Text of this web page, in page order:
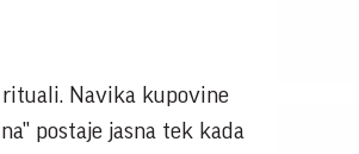
rituali. Navika kupovine
postaje jasna tek kada